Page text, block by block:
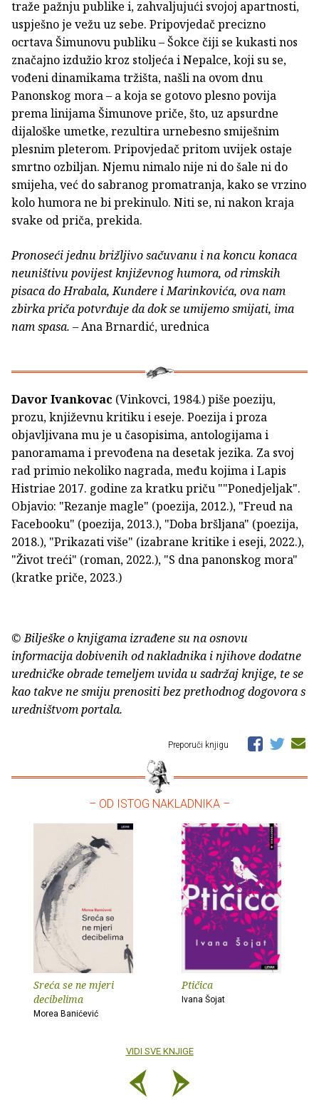
traže pažnju publike i, zahvaljujući svojoj apartnosti,
uspješno je vežu uz sebe. Pripovjedač precizno
ocrtava Šimunovu publiku – Šokce čiji se kukasti nos
značajno izdužio kroz stoljeća i Nepalce, koji su se,
vođeni dinamikama tržišta, našli na ovom dnu
Panonskog mora – a koja se gotovo plesno povija
prema linijama Šimunove priče, što, uz apsurdne
dijaloške umetke, rezultira urnebesno smiješnim
plesnim pleterom. Pripovjedač pritom uvijek ostaje
smrtno ozbiljan. Njemu nimalo nije ni do šale ni do
smijeha, već do sabranog promatranja, kako se vrzino
kolo humora ne bi prekinulo. Niti se, ni nakon kraja
svake od priča, prekida.
Pronoseći jednu brižljivo sačuvanu i na koncu konaca
neuništivu povijest književnog humora, od rimskih
pisaca do Hrabala, Kundere i Marinkovića, ova nam
zbirka priča potvrđuje da dok se umijemo smijati, ima
nam spasa. – Ana Brnardić, urednica
Davor Ivankovac (Vinkovci, 1984.) piše poeziju,
prozu, književnu kritiku i eseje. Poezija i proza
objavljivana mu je u časopisima, antologijama i
panoramama i prevođena na desetak jezika. Za svoj
rad primio nekoliko nagrada, među kojima i Lapis
Histriae 2017. godine za kratku priču ""Ponedjeljak".
Objavio: "Rezanje magle" (poezija, 2012.), "Freud na
Facebooku" (poezija, 2013.), "Doba bršljana" (poezija,
2018.), "Prikazati više" (izabrane kritike i eseji, 2022.),
"Život treći" (roman, 2022.), "S dna panonskog mora"
(kratke priče, 2023.)
© Bilješke o knjigama izrađene su na osnovu
informacija dobivenih od nakladnika i njihove dodatne
uredničke obrade temeljem uvida u sadržaj knjige, te se
kao takve ne smiju prenositi bez prethodnog dogovora s
uredništvom portala.
Preporuči knjigu
– OD ISTOG NAKLADNIKA –
Sreća se ne mjeri
decibelima
Morea Banićević
Ptičica
Ivana Šojat
VIDI SVE KNJIGE